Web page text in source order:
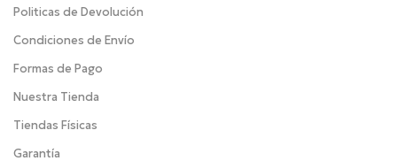
Politicas de Devolución
Condiciones de Envío
Formas de Pago
Nuestra Tienda
Tiendas Físicas
Garantía